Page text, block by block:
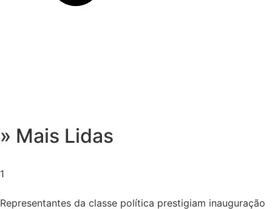
» Mais Lidas
1
Representantes da classe política prestigiam inauguração